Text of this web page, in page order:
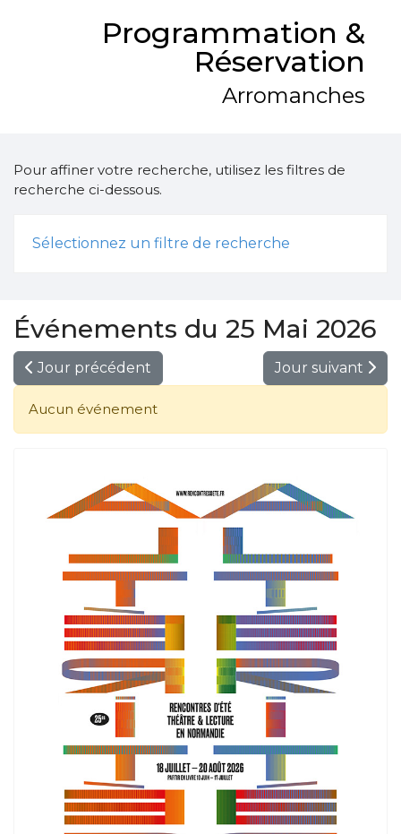
Programmation &
Réservation
Arromanches
Pour affiner votre recherche, utilisez les filtres de
recherche ci-dessous.
Sélectionnez un filtre de recherche
Événements du 25 Mai 2026
Jour précédent Jour suivant
Aucun événement